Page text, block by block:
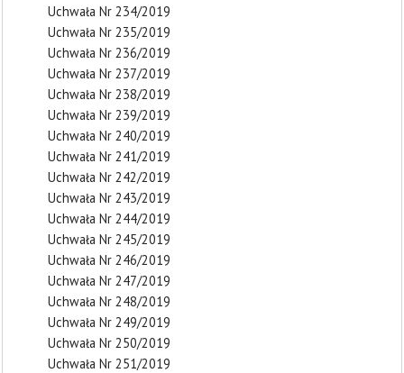
Uchwała Nr 234/2019
Uchwała Nr 235/2019
Uchwała Nr 236/2019
Uchwała Nr 237/2019
Uchwała Nr 238/2019
Uchwała Nr 239/2019
Uchwała Nr 240/2019
Uchwała Nr 241/2019
Uchwała Nr 242/2019
Uchwała Nr 243/2019
Uchwała Nr 244/2019
Uchwała Nr 245/2019
Uchwała Nr 246/2019
Uchwała Nr 247/2019
Uchwała Nr 248/2019
Uchwała Nr 249/2019
Uchwała Nr 250/2019
Uchwała Nr 251/2019